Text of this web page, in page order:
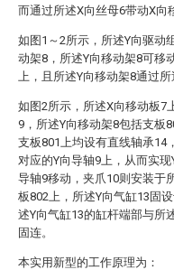
而通过所述X向丝母6带动X向
如图1～2所示，所述Y向驱动
动架8，所述Y向移动架8可移
上，且所述Y向移动架8通过所
如图2所示，所述X向移动板7
9，所述Y向移动架8包括支板
支板801上均设有直线轴承14
对应的Y向导轴9上，从而实
导轴9移动，夹爪10则安装于
板802上，所述Y向气缸13固
述Y向气缸13的缸杆端部与所
固连。
本实用新型的工作原理为：